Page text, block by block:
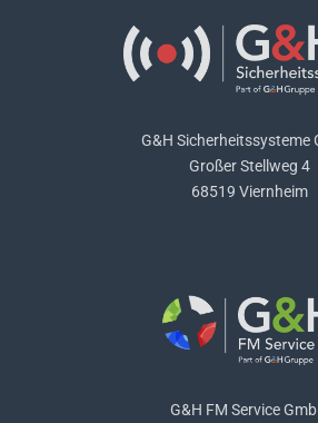
G&H Sicherheitssysteme
Großer Stellweg 4
68519 Viernheim
G&H FM Service